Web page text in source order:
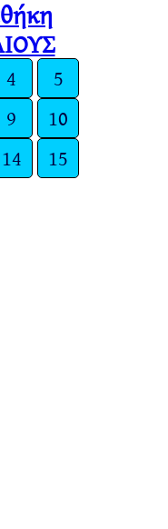
4
5
9
10
14
15